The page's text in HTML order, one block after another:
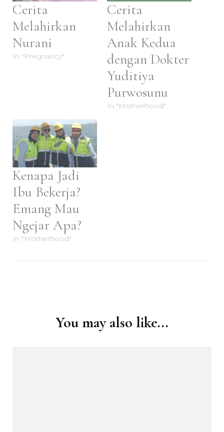
Cerita
Melahirkan
Nurani
In "Pregnancy"
Cerita
Melahirkan
Anak Kedua
dengan Dokter
Yuditiya
Purwosunu
In "Motherhood"
Kenapa Jadi
Ibu Bekerja?
Emang Mau
Ngejar Apa?
In "Motherhood"
You may also like...